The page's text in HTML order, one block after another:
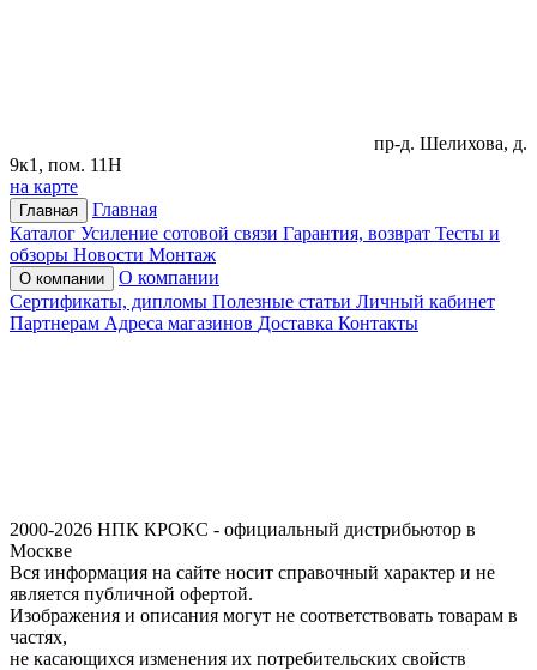
пр-д. Шелихова, д.
9к1, пом. 11Н
на карте
Главная
Главная
Каталог Усиление сотовой связи Гарантия, возврат Тесты и
обзоры Новости Монтаж
О компании
О компании
Сертификаты, дипломы Полезные статьи Личный кабинет
Партнерам Адреса магазинов Доставка Контакты
2000-2026 НПК КРОКС - официальный дистрибьютор в
Москве
Вся информация на сайте носит справочный характер и не
является публичной офертой.
Изображения и описания могут не соответствовать товарам в
частях,
не касающихся изменения их потребительских свойств